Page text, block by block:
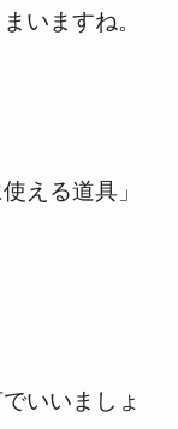
いますね。
える道具」
いいましょ